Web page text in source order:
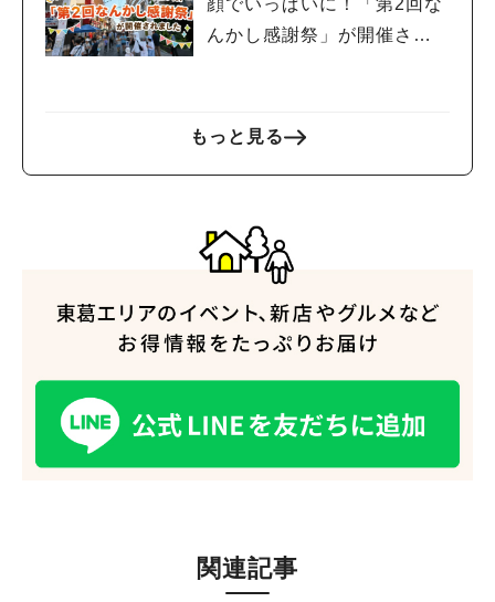
んかし感謝祭」が開催され
もっと見る
関連記事